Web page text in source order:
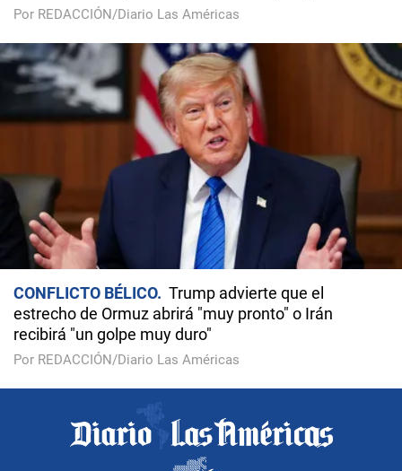
Por REDACCIÓN/Diario Las Américas
CONFLICTO BÉLICO
Trump advierte que el
estrecho de Ormuz abrirá "muy pronto" o Irán
recibirá "un golpe muy duro"
Por REDACCIÓN/Diario Las Américas